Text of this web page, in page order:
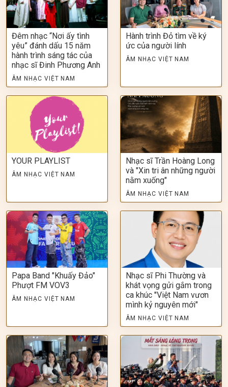
Đêm nhạc “Nơi ấy tình
yêu” đánh dấu 15 năm
hành trình sáng tác của
nhạc sĩ Đinh Phương Anh
ÂM NHẠC VIỆT NAM
Hành trình Đỏ tìm về ký
ức của người lính
ÂM NHẠC VIỆT NAM
YOUR PLAYLIST
ÂM NHẠC VIỆT NAM
Nhạc sĩ Trần Hoàng Long
và "Xin tri ân những người
nằm xuống"
ÂM NHẠC VIỆT NAM
Papa Band "Khuấy Đảo"
Phượt FM VOV3
ÂM NHẠC VIỆT NAM
Nhạc sĩ Phi Thường và
khát vọng gửi gắm trong
ca khúc "Việt Nam vươn
mình kỷ nguyên mới"
ÂM NHẠC VIỆT NAM